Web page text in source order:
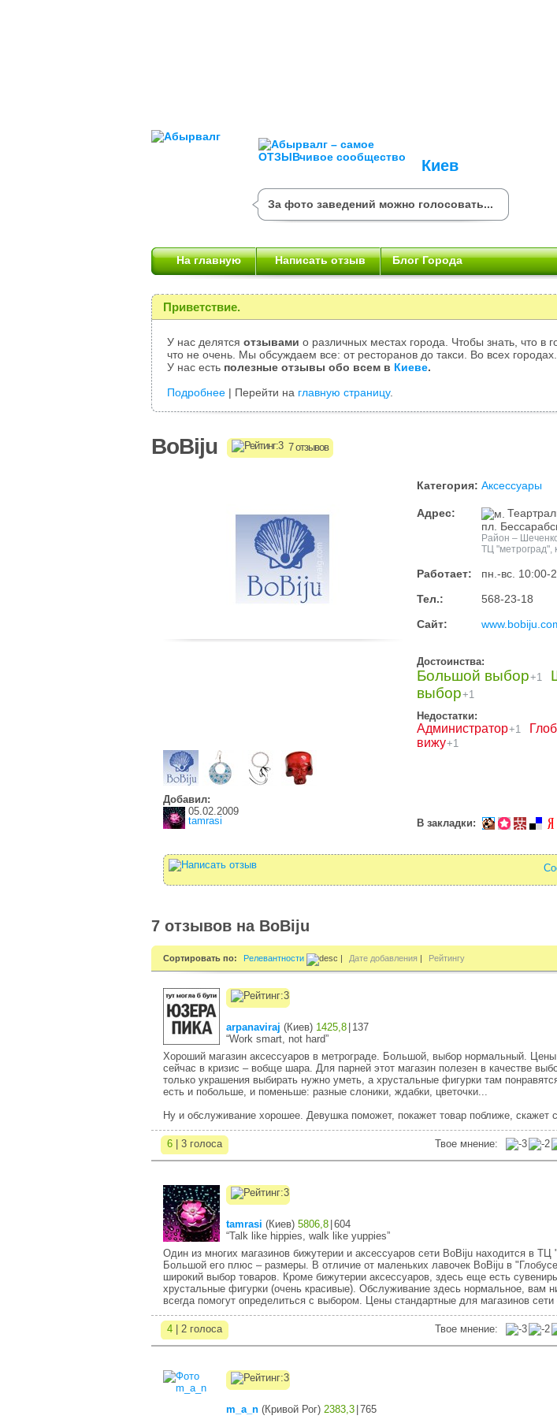
Киев
За фото заведений можно голосовать...
На главную Написать отзыв Блог Города
Приветствие.
У нас делятся отзывами о различных местах города. Чтобы знать, что в
что не очень. Мы обсуждаем все: от ресторанов до такси. Во всех городах.
У нас есть полезные отзывы обо всем в Киеве.
Подробнее | Перейти на главную страницу.
BoBiju 7 отзывов
Категория: Аксессуары
Адрес:
пл.
Район –
ТЦ "метроград",
Работает:
пн.-вс. 10:00-
Тел.:
568-23-18
Сайт:
Достоинства:
Большой выбор+1
выбор+1
Недостатки:
Администратор+1
вижу+1
Добавил:
05.02.2009
tamrasi
В закладки:
7 отзывов на BoBiju
Сортировать по: Релевантности Дате добавления Рейтингу
arpanaviraj (Киев) 1425,8 137
“Work smart, not hard”
Хороший магазин аксессуаров в метрограде. Большой, выбор нормальный.
сейчас в кризис – вобще шара. Для парней этот магазин полезен в качестве
только украшения выбирать нужно уметь, а хрустальные фигурки там
есть и побольше, и поменьше: разные слоники, ждабки, цветочки...
Ну и обслуживание хорошее. Девушка поможет, покажет товар поближе, скажет
6 | 3 голоса Твое мнение:
tamrasi (Киев) 5806,8 604
“Talk like hippies, walk like yuppies”
Один из многих магазинов бижутерии и аксессуаров сети BoBiju находится в ТЦ
Большой его плюс – размеры. В отличие от маленьких лавочек BoBiju в
широкий выбор товаров. Кроме бижутерии аксессуаров, здесь еще есть
хрустальные фигурки (очень красивые). Обслуживание здесь нормальное, вам
всегда помогут определиться с выбором. Цены стандартные для магазинов
4 | 2 голоса Твое мнение:
m_a_n (Кривой Рог) 2383,3 765